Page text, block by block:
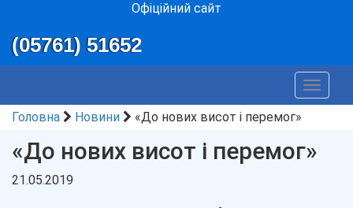
Офіційний сайт
(05761) 51652
Toggle
Головна
Новини «До нових висот і перемог»
«До нових висот і перемог»
21.05.2019